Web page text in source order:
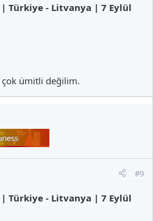
| Türkiye - Litvanya | 7 Eylül
çok ümitli değilim.
#9
| Türkiye - Litvanya | 7 Eylül